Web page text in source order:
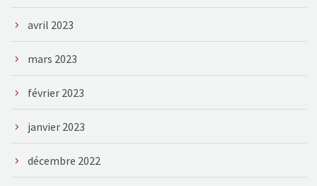
avril 2023
mars 2023
février 2023
janvier 2023
décembre 2022